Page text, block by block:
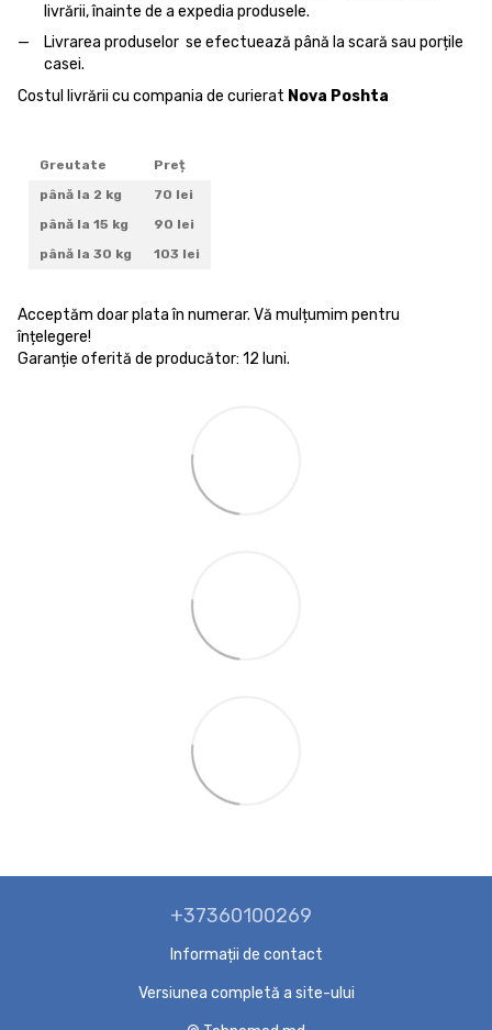
livrării, înainte de a expedia produsele.
Livrarea produselor se efectuează până la scară sau porțile
casei.
Costul livrării cu compania de curierat Nova Poshta
Greutate
Preț
până la 2 kg
70 lei
până la 15 kg
90 lei
până la 30 kg
103 lei
Acceptăm doar plata în numerar. Vă mulțumim pentru
înțelegere!
Garanție oferită de producător: 12 luni.
+37360100269
Informații de contact
Versiunea completă a site-ului